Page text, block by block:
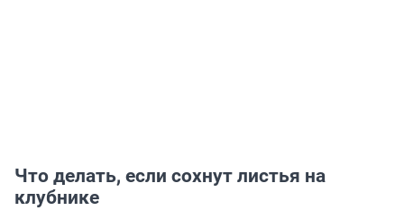
Что делать, если сохнут листья на
клубнике